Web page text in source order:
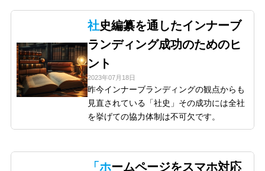
社史編纂を通したインナーブ
ランディング成功のためのヒ
ント
2023年07月18日
昨今インナーブランディングの観点からも
見直されている「社史」その成功には全社
を挙げての協力体制は不可欠です。
「ホームページをスマホ対応